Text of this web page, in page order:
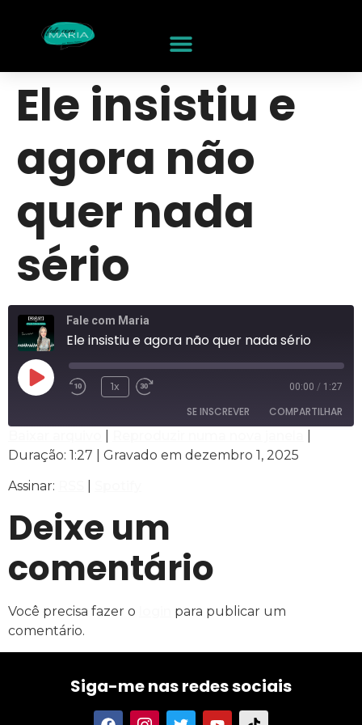
Ele insistiu e
agora não
quer nada
sério
Fale com Maria
Ele insistiu e agora não quer nada sério
1x 00:00 / 1:27
SE INSCREVER COMPARTILHAR
RSS Spotify
FEED RSS
COMPARTILHAR
LINK
INCORPORAR
Duração: 1:27
Gravado em dezembro 1, 2025
Assinar:
Deixe um
comentário
Você precisa fazer o
para publicar um
comentário.
Siga-me nas redes sociais